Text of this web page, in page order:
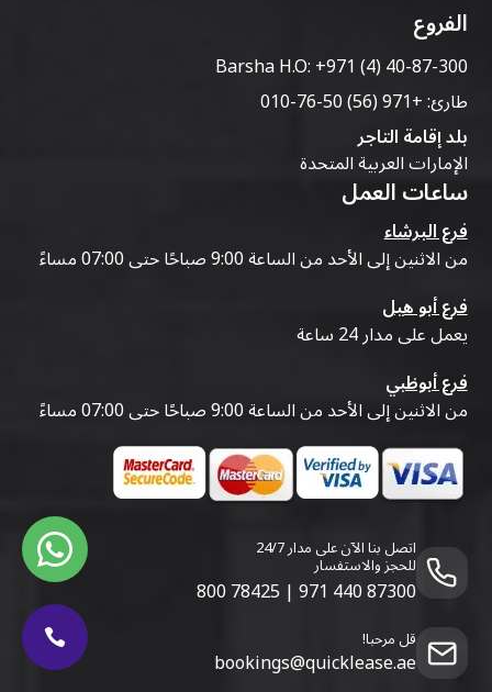
الفروع
Barsha H.O:+971 (4) 40-87-300
طارئ:+971 (56) 50-76-010
بلد إقامة التاجر
الإمارات العربية المتحدة
ساعات العمل
فرع البرشاء
من الاثنين إلى الأحد من الساعة 9:00 صباحًا حتى 07:00 مساءً
فرع أبو هيل
يعمل على مدار 24 ساعة
فرع أبوظبي
من الاثنين إلى الأحد من الساعة 9:00 صباحًا حتى 07:00 مساءً
اتصل بنا الآن على مدار 24/7
للحجز والاستفسار
800 78425 | 971 440 87300
قل مرحبا!
bookings@quicklease.ae